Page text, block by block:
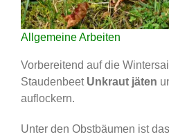
Allgemeine Arbeiten
Vorbereitend auf die
Staudenbeet Unkraut jäten
auflockern.
Unter den Obstbäumen ist das